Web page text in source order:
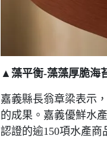
▲藻平衡-藻藻厚脆海
嘉義縣長翁章梁表示
的成果。嘉義優鮮水
認證的逾150項水產